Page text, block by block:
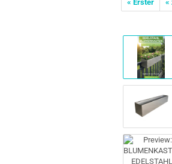
« Erster «